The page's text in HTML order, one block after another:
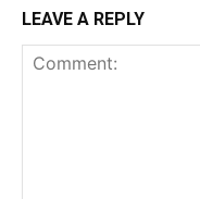
LEAVE A REPLY